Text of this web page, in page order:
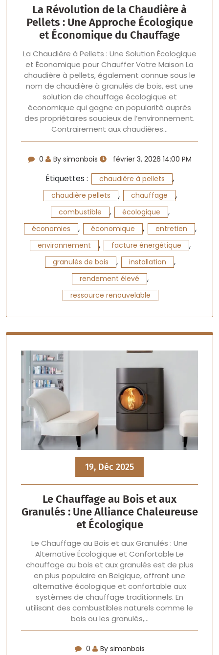
La Révolution de la Chaudière à
Pellets : Une Approche Écologique
et Économique du Chauffage
La Chaudière à Pellets : Une Solution Écologique
et Économique pour Chauffer Votre Maison La
chaudière à pellets, également connue sous le
nom de chaudière à granulés de bois, est une
solution de chauffage écologique et
économique qui gagne en popularité auprès
des propriétaires soucieux de l’environnement.
Contrairement aux chaudières…
0 By simonbois février 3, 2026 14:00 PM
Étiquettes : chaudière à pellets ,
chaudière pellets , chauffage ,
combustible , écologique ,
économies , économique , entretien ,
environnement , facture énergétique ,
granulés de bois , installation ,
rendement élevé ,
ressource renouvelable
19, Déc 2025
Le Chauffage au Bois et aux
Granulés : Une Alliance Chaleureuse
et Écologique
Le Chauffage au Bois et aux Granulés : Une
Alternative Écologique et Confortable Le
chauffage au bois et aux granulés est de plus
en plus populaire en Belgique, offrant une
alternative écologique et confortable aux
systèmes de chauffage traditionnels. En
utilisant des combustibles naturels comme le
bois ou les granulés,…
0
By simonbois